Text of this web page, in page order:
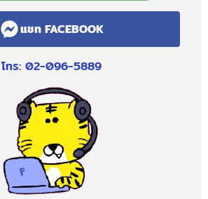
แชท FACEBOOK
โทร: 02-096-5889